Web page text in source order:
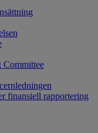
Committee
finansiell rapportering